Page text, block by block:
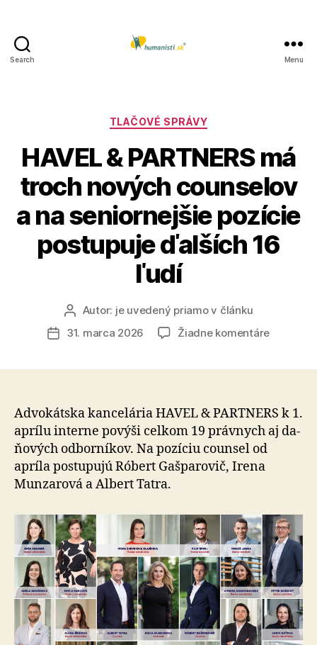
Search Menu
Kategórie
TLAČOVÉ SPRÁVY
HAVEL & PARTNERS má
troch nových counselov
a na seniornejšie pozície
postupuje ďalších 16
ľudí
Autor
článku
Autor: je uvedený priamo v článku
Dátum
31. marca 2026 Žiadne komentárena
troch
nových
ďalších
16
ľudí
Advokátska kancelária HAVEL & PARTNERS k 1.
aprílu interne povýši celkom 19 právnych aj da­
ňo­vých od­bor­ní­kov. Na pozíciu counsel od
apríla postupujú Róbert Gaš­pa­ro­vič, Irena
Munzarová a Albert Tatra.